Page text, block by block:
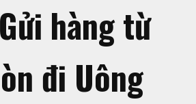
Gửi hàng từ
đi Uông